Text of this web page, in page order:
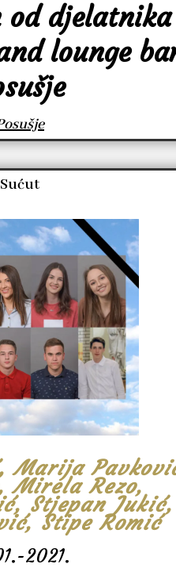
djelatnika
lounge
Sućut
Marija
Mirela Rezo,
Stjepan Jukić,
Stipe Romić
2021.